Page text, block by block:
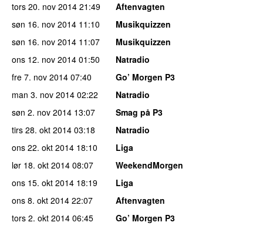
tors 20. nov 2014 21:49
Aftenvagten
søn 16. nov 2014 11:10
Musikquizzen
søn 16. nov 2014 11:07
Musikquizzen
ons 12. nov 2014 01:50
Natradio
fre 7. nov 2014 07:40
Go’ Morgen P3
man 3. nov 2014 02:22
Natradio
søn 2. nov 2014 13:07
Smag på P3
tirs 28. okt 2014 03:18
Natradio
ons 22. okt 2014 18:10
Liga
lør 18. okt 2014 08:07
WeekendMorgen
ons 15. okt 2014 18:19
Liga
ons 8. okt 2014 22:07
Aftenvagten
tors 2. okt 2014 06:45
Go’ Morgen P3